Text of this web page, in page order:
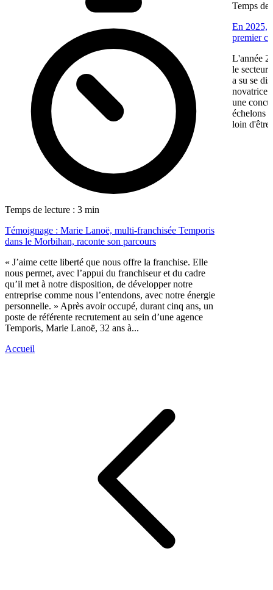
Temps de lecture : 3 min
Témoignage : Marie Lanoë, multi-franchisée Temporis
dans le Morbihan, raconte son parcours
« J’aime cette liberté que nous offre la franchise. Elle
nous permet, avec l’appui du franchiseur et du cadre
qu’il met à notre disposition, de développer notre
entreprise comme nous l’entendons, avec notre énergie
personnelle. » Après avoir occupé, durant cinq ans, un
poste de référente recrutement au sein d’une agence
Temporis, Marie Lanoë, 32 ans à...
Temps de
En 2025,
premier
L'année
le secteur
a su se
novatrice.
une
échelons
loin d'être
Accueil